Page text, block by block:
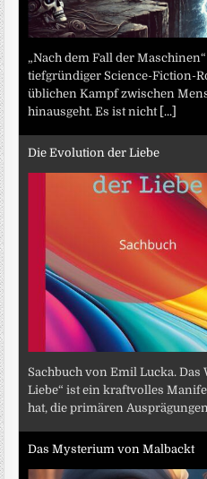
„Nach dem Fall der
tiefgründiger Science-Fiction-
üblichen Kampf zwischen
hinausgeht. Es ist nicht [...]
Die Evolution der Liebe
Sachbuch von Emil Lucka.
Liebe“ ist ein kraftvolles
hat, die primären
Das Mysterium von Malbackt